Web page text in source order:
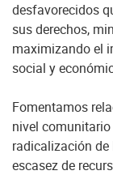
desfavorecidos
sus derechos,
maximizando el
social y
Fomentamos
nivel
radicalización de
escasez de